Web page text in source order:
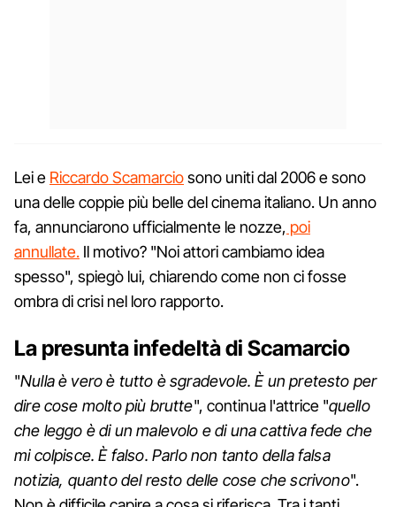
Lei e Riccardo Scamarciosono uniti dal 2006 e sono
una delle coppie più belle del cinema italiano. Un anno
fa, annunciarono ufficialmente le nozze, poi
annullate. Il motivo? "Noi attori cambiamo idea
spesso", spiegò lui, chiarendo come non ci fosse
ombra di crisi nel loro rapporto.
La presunta infedeltà di Scamarcio
"Nulla è vero è tutto è sgradevole. È un pretesto per
dire cose molto più brutte", continua l'attrice "quello
che leggo è di un malevolo e di una cattiva fede che
mi colpisce. È falso. Parlo non tanto della falsa
notizia, quanto del resto delle cose che scrivono".